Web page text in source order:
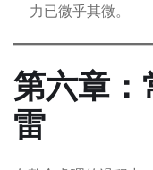
力已微乎其微。
第六章：
雷